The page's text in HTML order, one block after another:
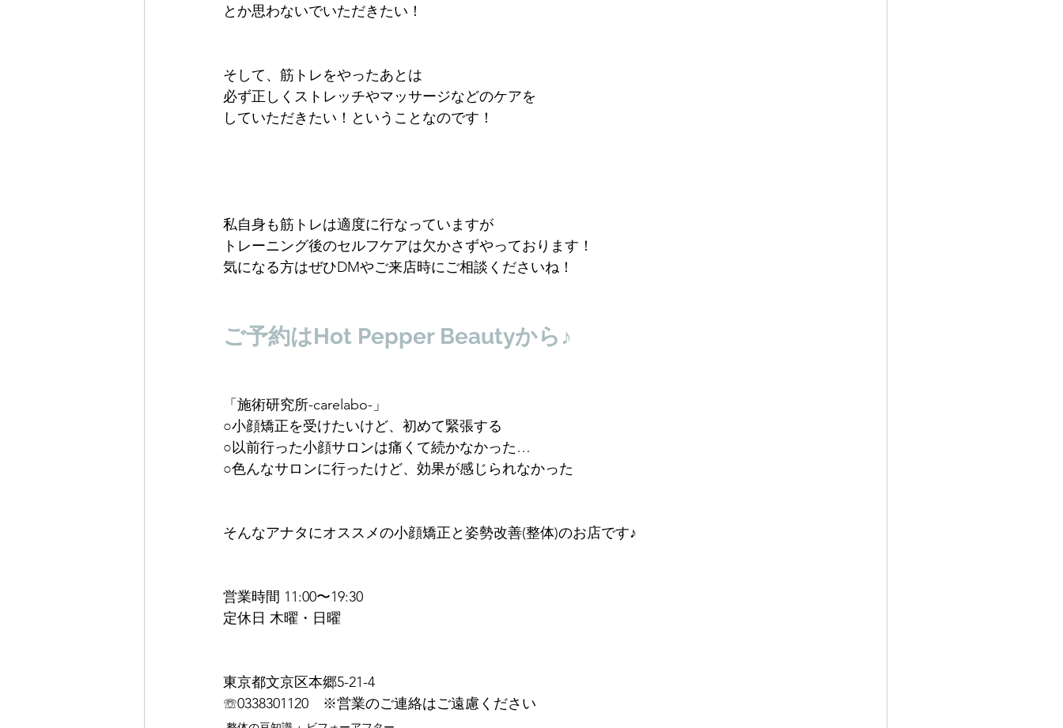
とか思わないでいただきたい！
そして、筋トレをやったあとは
必ず正しくストレッチやマッサージなどのケアを
していただきたい！ということなのです！
私自身も筋トレは適度に行なっていますが
トレーニング後のセルフケアは欠かさずやっております！
気になる方はぜひDMやご来店時にご相談くださいね！
ご予約はHot Pepper Beautyから♪
「施術研究所-carelabo-」
○小顔矯正を受けたいけど、初めて緊張する
○以前行った小顔サロンは痛くて続かなかった…
○色んなサロンに行ったけど、効果が感じられなかった
そんなアナタにオススメの小顔矯正と姿勢改善(整体)のお店です♪
営業時間 11:00〜19:30
定休日 木曜・日曜
東京都文京区本郷5-21-4
☏0338301120　※営業のご連絡はご遠慮ください